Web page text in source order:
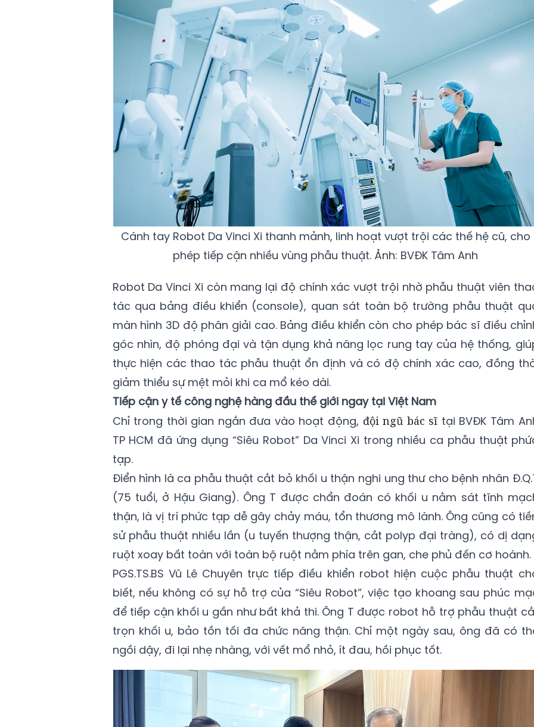
Cánh tay Robot Da Vinci Xi thanh mảnh, linh hoạt vượt trội các thế hệ cũ, cho
phép tiếp cận nhiều vùng phẫu thuật. Ảnh: BVĐK Tâm Anh
Robot Da Vinci Xi còn mang lại độ chính xác vượt trội nhờ phẫu thuật viên
tác qua bảng điều khiển (console), quan sát toàn bộ trường phẫu thuật
màn hình 3D độ phân giải cao. Bảng điều khiển còn cho phép bác sĩ điều
góc nhìn, độ phóng đại và tận dụng khả năng lọc rung tay của hệ thống,
thực hiện các thao tác phẫu thuật ổn định và có độ chính xác cao, đồng
giảm thiểu sự mệt mỏi khi ca mổ kéo dài.
Tiếp cận y tế công nghệ hàng đầu thế giới ngay tại Việt Nam
Chỉ trong thời gian ngắn đưa vào hoạt động, đội ngũ bác sĩ tại BVĐK Tâm
TP HCM đã ứng dụng “Siêu Robot” Da Vinci Xi trong nhiều ca phẫu thuật
tạp.
Điển hình là ca phẫu thuật cắt bỏ khối u thận nghi ung thư cho bệnh nhân
(75 tuổi, ở Hậu Giang). Ông T được chẩn đoán có khối u nằm sát tĩnh
thận, là vị trí phức tạp dễ gây chảy máu, tổn thương mô lành. Ông cũng có
sử phẫu thuật nhiều lần (u tuyến thượng thận, cắt polyp đại tràng), có dị
ruột xoay bất toàn với toàn bộ ruột nằm phía trên gan, che phủ đến cơ hoành.
PGS.TS.BS Vũ Lê Chuyên trực tiếp điều khiển robot hiện cuộc phẫu thuật
biết, nếu không có sự hỗ trợ của “Siêu Robot”, việc tạo khoang sau phúc
để tiếp cận khối u gần như bất khả thi. Ông T được robot hỗ trợ phẫu thuật
trọn khối u, bảo tồn tối đa chức năng thận. Chỉ một ngày sau, ông đã có
ngồi dậy, đi lại nhẹ nhàng, với vết mổ nhỏ, ít đau, hồi phục tốt.